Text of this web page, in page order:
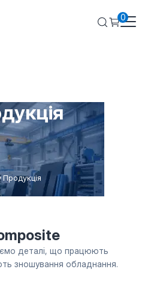
0
Продукція
деталі, що працюють
зношування обладнання.